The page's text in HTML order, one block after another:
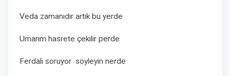
Veda zamanıdır artık bu yerde
Umarım hasrete çekilir perde
Ferdali soruyor söyleyin nerde